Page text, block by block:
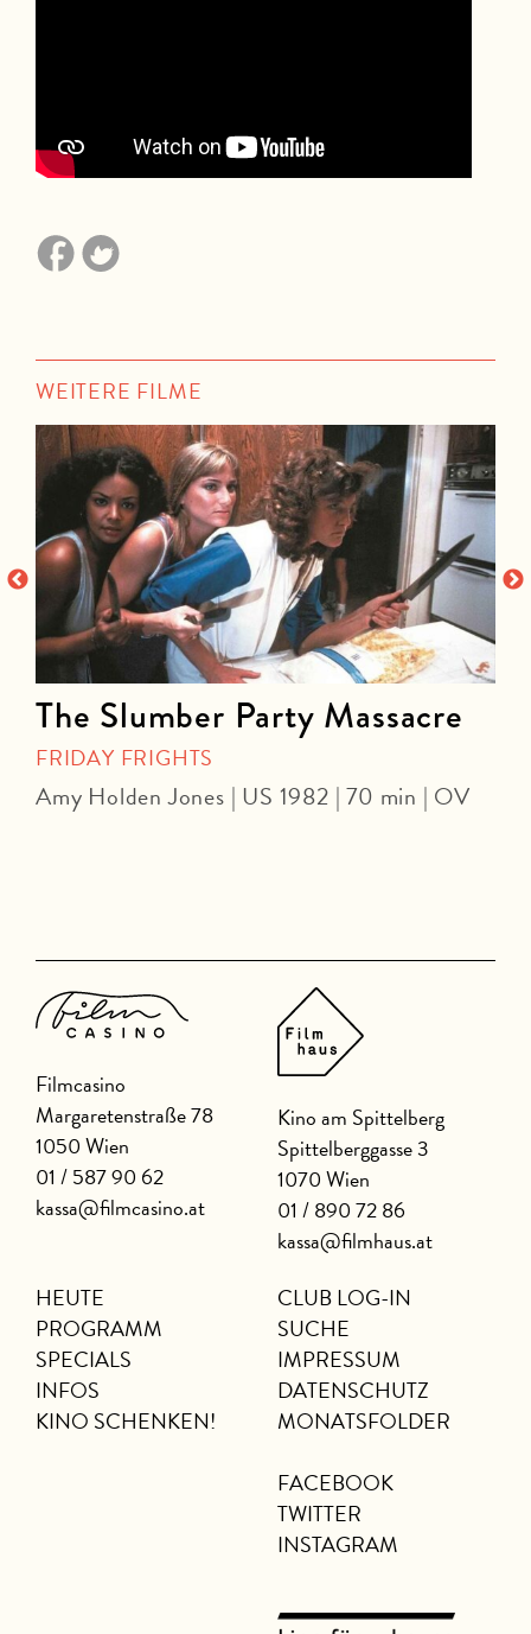
WEITERE FILME
The Slumber Party Massacre
FRIDAY FRIGHTS
Amy Holden Jones | US 1982 | 70 min | OV
Filmcasino
Margaretenstraße 78
1050 Wien
01 / 587 90 62
kassa@filmcasino.at
Kino am Spittelberg
Spittelberggasse 3
1070 Wien
01 / 890 72 86
kassa@filmhaus.at
HEUTE
PROGRAMM
SPECIALS
INFOS
KINO SCHENKEN!
CLUB LOG-IN
SUCHE
IMPRESSUM
DATENSCHUTZ
MONATSFOLDER
FACEBOOK
TWITTER
INSTAGRAM